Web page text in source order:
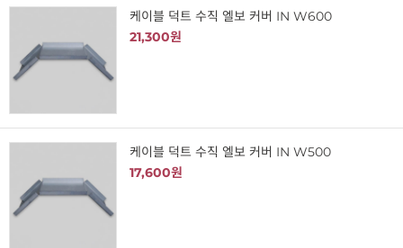
케이블 덕트 수직 엘보 커버 IN W600
21,300원
케이블 덕트 수직 엘보 커버 IN W500
17,600원